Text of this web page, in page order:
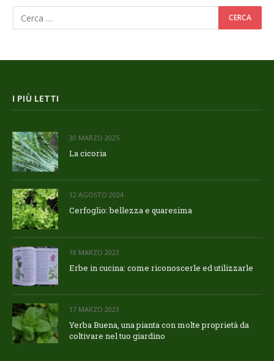
I PIÙ LETTI
30 MARZO 2025
La cicoria
12 AGOSTO 2024
Cerfoglio: bellezza e quaresima
18 MARZO 2023
Erbe in cucina: come riconoscerle ed utilizzarle
17 MARZO 2023
Yerba Buena, una pianta con molte proprietà da
coltivare nel tuo giardino